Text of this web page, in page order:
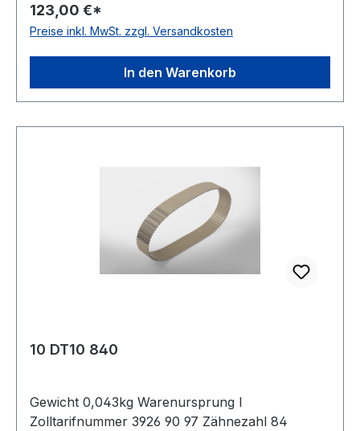
Norm DIN 7721 antistatisch nein
123,00 €*
Preise inkl. MwSt. zzgl. Versandkosten
In den Warenkorb
10 DT10 840
Gewicht 0,043kg Warenursprung I
Zolltarifnummer 3926 90 97 Zähnezahl 84